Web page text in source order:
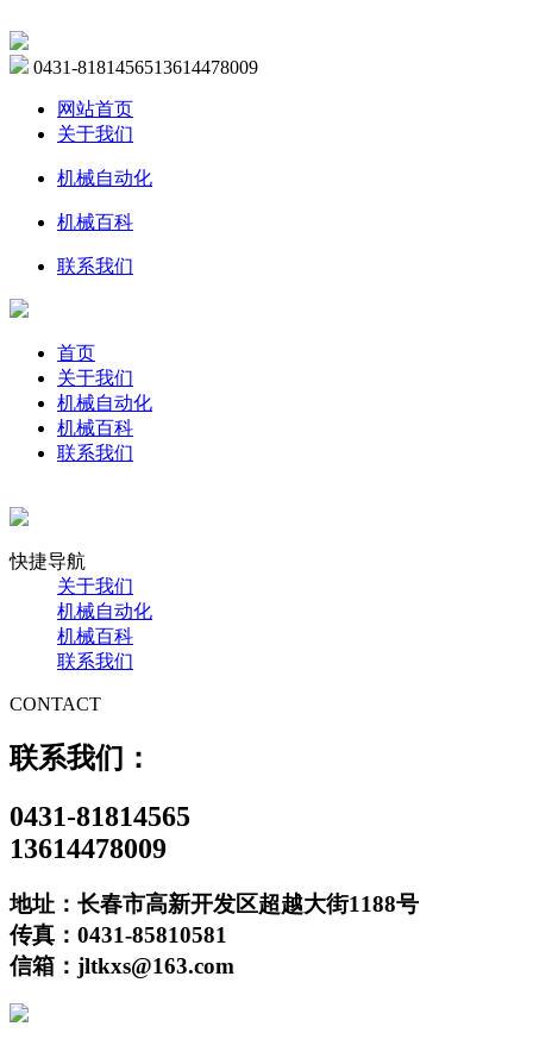
0431-8181456513614478009
网站首页
关于我们
机械自动化
机械百科
联系我们
首页
关于我们
机械自动化
机械百科
联系我们
快捷导航
关于我们
机械自动化
机械百科
联系我们
CONTACT
联系我们：
0431-81814565
13614478009
地址：长春市高新开发区超越大街1188号
传真：0431-85810581
信箱：jltkxs@163.com